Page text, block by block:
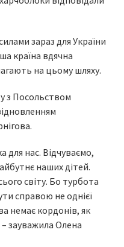
зараз для України
країна вдячна
на цьому шляху.
з Посольством
для нас. Відчуваємо,
наших дітей.
світу. Бо турбота
справою не однієї
немає кордонів, як
– зауважила Олена